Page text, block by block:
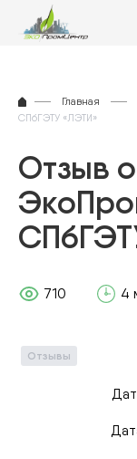
Главная
СПбГЭТУ «ЛЭТИ»
Отзыв
710 4
Отзывы